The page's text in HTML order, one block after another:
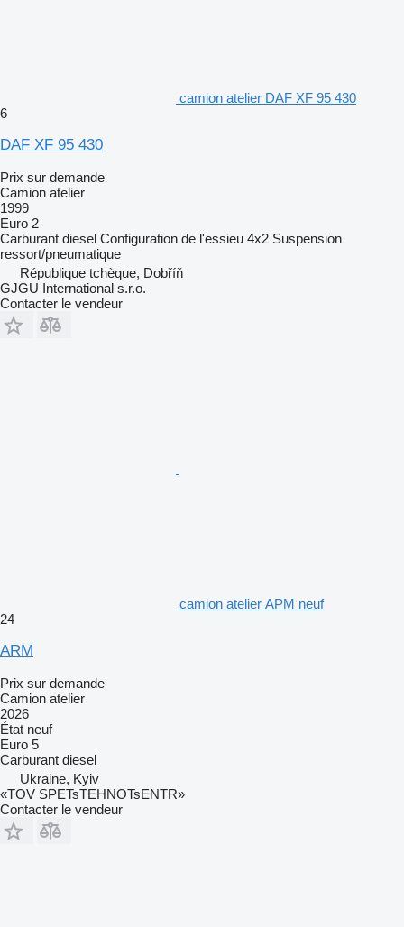
camion atelier DAF XF 95 430
6
DAF XF 95 430
Prix sur demande
Camion atelier
1999
Euro 2
Carburant diesel Configuration de l'essieu 4x2 Suspension
ressort/pneumatique
République tchèque, Dobříň
GJGU International s.r.o.
Contacter le vendeur
camion atelier АРМ neuf
24
ARM
Prix sur demande
Camion atelier
2026
État neuf
Euro 5
Carburant diesel
Ukraine, Kyiv
«TOV SPETsTEHNOTsENTR»
Contacter le vendeur